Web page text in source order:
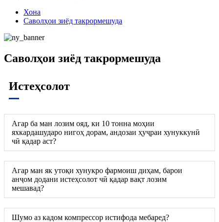
Хона
Саволҳои зиёд такрормешуда
Саволҳои зиёд такрормешуда
Истеҳсолот
Агар ба ман лозим ояд, ки 10 тонна моҳии
яхкардашударо нигоҳ дорам, андозаи ҳуҷраи хунуккунӣ
чӣ қадар аст?
Агар ман як утоқи хунукро фармоиш диҳам, барои
анҷом додани истеҳсолот чӣ қадар вақт лозим
мешавад?
Шумо аз кадом компрессор истифода мебаред?